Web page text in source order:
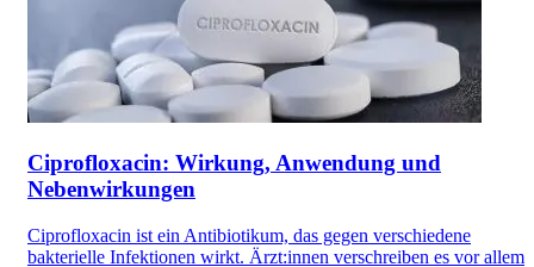
Ciprofloxacin: Wirkung, Anwendung und
Nebenwirkungen
Ciprofloxacin ist ein Antibiotikum, das gegen verschiedene
bakterielle Infektionen wirkt. Ärzt:innen verschreiben es vor allem